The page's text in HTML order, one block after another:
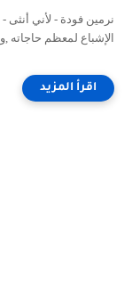
نرمين فودة - لأني أنثى
الإشباع لمعظم حاجاته